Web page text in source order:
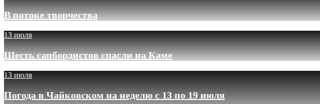
В потоке творчества
13 июля
Шесть сапбордистов спасли на Каме
13 июля
Погода в Чайковском на неделю с 13 по 19 июля